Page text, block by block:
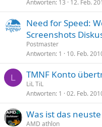
Antworten 13 12. Feb.
Need for Speed:
Screenshots
Postmaster
Antworten 1 10. Feb.
L TMNF Konto
LiL TiL
Antworten 1 02. Feb.
Was ist das
AMD athlon